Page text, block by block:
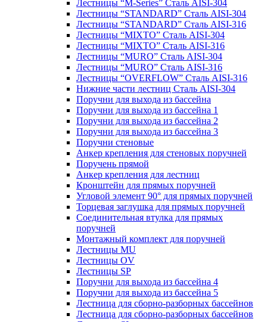
Лестницы “M-Series” Сталь AISI-304
Лестницы “STANDARD” Сталь AISI-304
Лестницы “STANDARD” Сталь AISI-316
Лестницы “MIXTO” Сталь AISI-304
Лестницы “MIXTO” Сталь AISI-316
Лестницы “MURO” Сталь AISI-304
Лестницы “MURO” Сталь AISI-316
Лестницы “OVERFLOW” Сталь AISI-316
Нижние части лестниц Сталь AISI-304
Поручни для выхода из бассейна
Поручни для выхода из бассейна 1
Поручни для выхода из бассейна 2
Поручни для выхода из бассейна 3
Поручни стеновые
Анкер крепления для стеновых поручней
Поручень прямой
Анкер крепления для лестниц
Кронштейн для прямых поручней
Угловой элемент 90° для прямых поручней
Торцевая заглушка для прямых поручней
Соединительная втулка для прямых
поручней
Монтажный комплект для поручней
Лестницы MU
Лестницы OV
Лестницы SP
Поручни для выхода из бассейна 4
Поручни для выхода из бассейна 5
Лестница для сборно-разборных бассейнов
Лестница для сборно-разборных бассейнов